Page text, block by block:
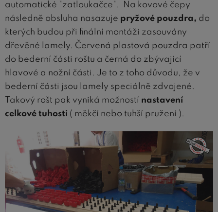
automatické "zatloukačce". Na kovové čepy
následně obsluha nasazuje pryžové pouzdra, do
kterých budou při finální montáži zasouvány
dřevěné lamely. Červená plastová pouzdra patří
do bederní části roštu a černá do zbývající
hlavové a nožní části. Je to z toho důvodu, že v
bederní části jsou lamely speciálně zdvojené.
Takový rošt pak vyniká možností nastavení
celkové tuhosti ( měkčí nebo tuhší pružení ).